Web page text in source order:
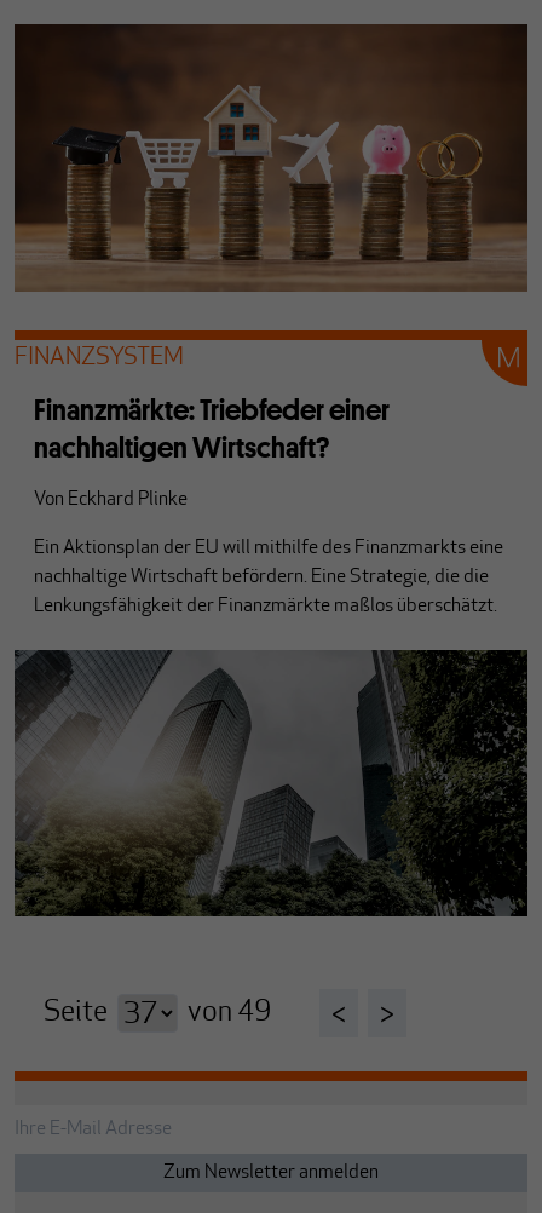
FINANZSYSTEM
Finanzmärkte: Triebfeder einer
nachhaltigen Wirtschaft?
Von Eckhard Plinke
Ein Aktionsplan der EU will mithilfe des Finanzmarkts eine
nachhaltige Wirtschaft befördern. Eine Strategie, die die
Lenkungsfähigkeit der Finanzmärkte maßlos überschätzt.
Seite von 49 < >